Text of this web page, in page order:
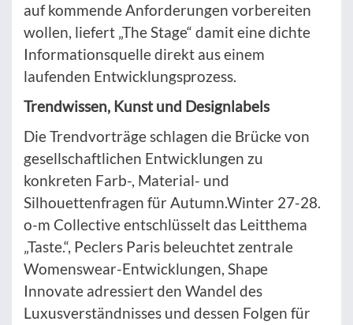
auf kommende Anforderungen vorbereiten
wollen, liefert „The Stage“ damit eine dichte
Informationsquelle direkt aus einem
laufenden Entwicklungsprozess.
Trendwissen, Kunst und Designlabels
Die Trendvorträge schlagen die Brücke von
gesellschaftlichen Entwicklungen zu
konkreten Farb-, Material- und
Silhouettenfragen für Autumn.Winter 27-28.
o-m Collective entschlüsselt das Leitthema
„Taste.“, Peclers Paris beleuchtet zentrale
Womenswear-Entwicklungen, Shape
Innovate adressiert den Wandel des
Luxusverständnisses und dessen Folgen für